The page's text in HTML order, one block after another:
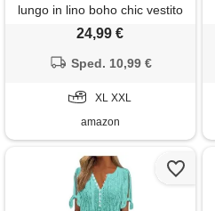
lungo in lino boho chic vestito
senza maniche girocollo con
mare spiaggia vacanza
moda 2026 elegante
24,99 €
Sped. 10,99 €
XL XXL
amazon